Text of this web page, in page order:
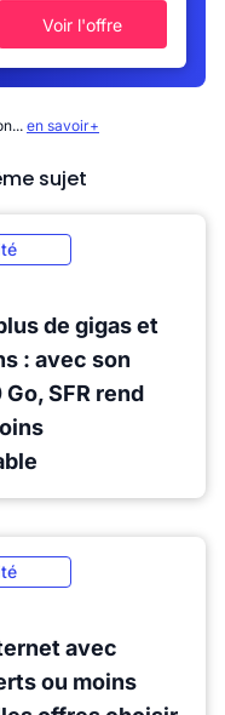
Voir l'offre
en savoir+
sujet
de gigas et
: avec son
SFR rend
avec
ou moins